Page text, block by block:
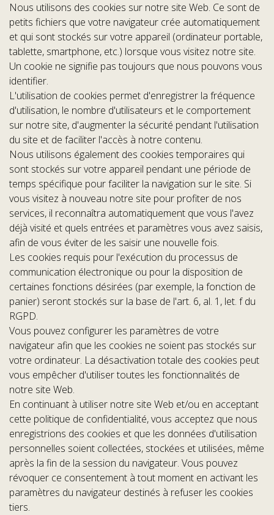
Nous utilisons des cookies sur notre site Web. Ce sont de
petits fichiers que votre navigateur crée automatiquement
et qui sont stockés sur votre appareil (ordinateur portable,
tablette, smartphone, etc.) lorsque vous visitez notre site.
Un cookie ne signifie pas toujours que nous pouvons vous
identifier.
L'utilisation de cookies permet d'enregistrer la fréquence
d'utilisation, le nombre d'utilisateurs et le comportement
sur notre site, d'augmenter la sécurité pendant l'utilisation
du site et de faciliter l'accès à notre contenu.
Nous utilisons également des cookies temporaires qui
sont stockés sur votre appareil pendant une période de
temps spécifique pour faciliter la navigation sur le site. Si
vous visitez à nouveau notre site pour profiter de nos
services, il reconnaîtra automatiquement que vous l'avez
déjà visité et quels entrées et paramètres vous avez saisis,
afin de vous éviter de les saisir une nouvelle fois.
Les cookies requis pour l'exécution du processus de
communication électronique ou pour la disposition de
certaines fonctions désirées (par exemple, la fonction de
panier) seront stockés sur la base de l'art. 6, al. 1, let. f du
RGPD.
Vous pouvez configurer les paramètres de votre
navigateur afin que les cookies ne soient pas stockés sur
votre ordinateur. La désactivation totale des cookies peut
vous empêcher d'utiliser toutes les fonctionnalités de
notre site Web.
En continuant à utiliser notre site Web et/ou en acceptant
cette politique de confidentialité, vous acceptez que nous
enregistrions des cookies et que les données d'utilisation
personnelles soient collectées, stockées et utilisées, même
après la fin de la session du navigateur. Vous pouvez
révoquer ce consentement à tout moment en activant les
paramètres du navigateur destinés à refuser les cookies
tiers.